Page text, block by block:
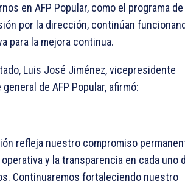
en AFP Popular, como el programa de
por la dirección, continúan
para la mejora continua.
Luis José Jiménez, vicepresidente
de AFP Popular, afirmó:
refleja nuestro compromiso
y la transparencia en cada uno
Continuaremos fortaleciendo nuestro